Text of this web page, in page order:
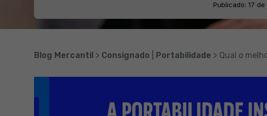
Publicado: 17
Blog Mercantil > Consignado Portabilidade > Qual o